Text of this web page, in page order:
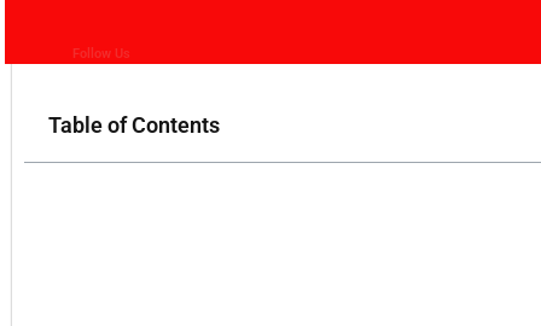
Follow Us
Table of Contents